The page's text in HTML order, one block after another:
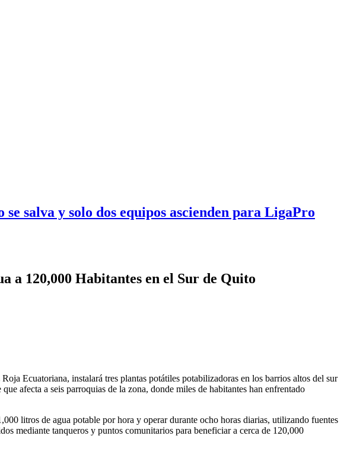
salva y solo dos equipos ascienden para LigaPro
a 120,000 Habitantes en el Sur de Quito
Ecuatoriana, instalará tres plantas potátiles potabilizadoras en los barrios altos del sur
afecta a seis parroquias de la zona, donde miles de habitantes han enfrentado
litros de agua potable por hora y operar durante ocho horas diarias, utilizando fuentes
mediante tanqueros y puntos comunitarios para beneficiar a cerca de 120,000